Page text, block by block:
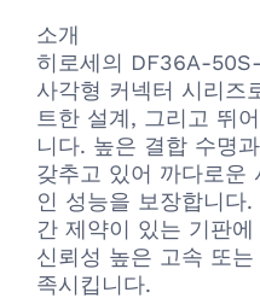
소개
히로세의 DF36A-
사각형 커넥터 시리즈
트한 설계, 그리고 뛰
니다. 높은 결합 수명
갖추고 있어 까다로운
인 성능을 보장합니다
간 제약이 있는 기판
신뢰성 높은 고속 또
족시킵니다.